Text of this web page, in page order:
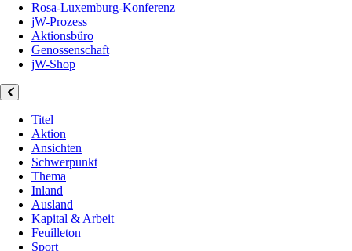
Rosa-Luxemburg-Konferenz
jW-Prozess
Aktionsbüro
Genossenschaft
jW-Shop
Titel
Aktion
Ansichten
Schwerpunkt
Thema
Inland
Ausland
Kapital & Arbeit
Feuilleton
Sport